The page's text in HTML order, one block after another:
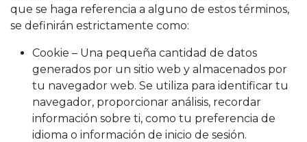
que se haga referencia a alguno de estos términos,
se definirán estrictamente como:
Cookie – Una pequeña cantidad de datos
generados por un sitio web y almacenados por
tu navegador web. Se utiliza para identificar tu
navegador, proporcionar análisis, recordar
información sobre ti, como tu preferencia de
idioma o información de inicio de sesión.